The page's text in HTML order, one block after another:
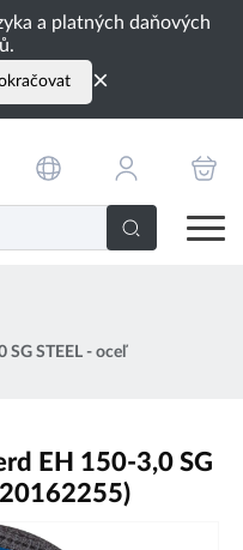
a platných daňových
×
STEEL - oceľ
EH 150-3,0 SG